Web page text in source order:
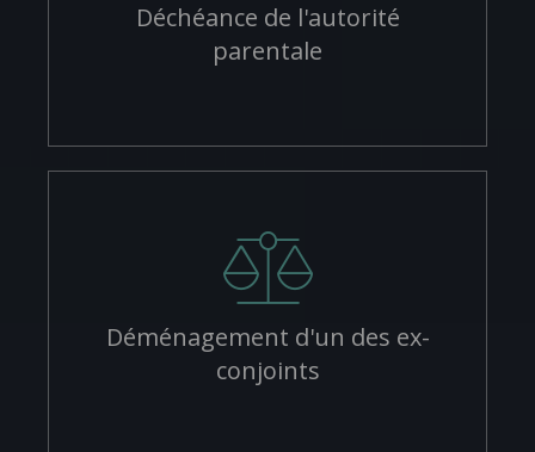
Déchéance de l'autorité
parentale
Déménagement d'un des ex-
conjoints